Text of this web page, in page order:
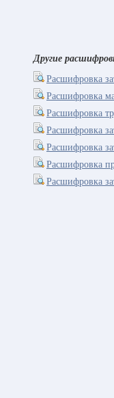
Другие
Расшифровка
Расшифровка
Расшифровка
Расшифровка
Расшифровка
Расшифровка
Расшифровка